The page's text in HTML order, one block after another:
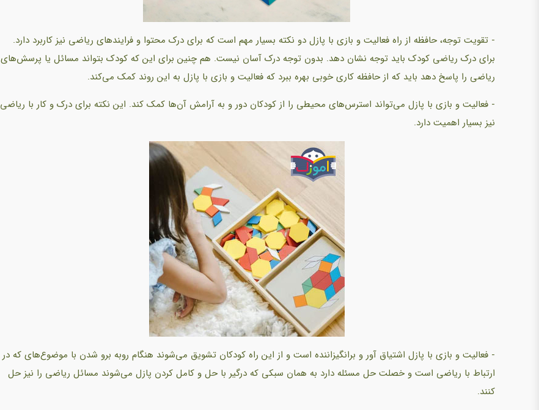
- تقویت توجه، حافظه از راه فعالیت و بازی با پازل دو نکته بسیار مهم است که برای درک محتوا و فرایندهای ریاضی نیز کاربرد دارد.
برای درک ریاضی کودک باید توجه نشان دهد. بدون توجه درک آسان نیست. هم چنین برای این که کودک بتواند مسائل یا پرسش‌های
ریاضی را پاسخ دهد باید که از حافظه کاری خوبی بهره ببرد که فعالیت و بازی با پازل به این روند کمک می‌کند.
- فعالیت و بازی با پازل می‌تواند استرس‌های محیطی را از کودکان دور و به آرامش آن‌ها کمک کند. این نکته برای درک و کار با ریاضی
نیز بسیار اهمیت دارد.
- فعالیت و بازی با پازل اشتیاق آور و برانگیزاننده است و از این راه کودکان تشویق می‌شوند هنگام روبه برو شدن با موضوع‌های که در
ارتباط با ریاضی است و خصلت حل مسئله دارد به همان سبکی که درگیر با حل و کامل کردن پازل می‌شوند مسائل ریاضی را نیز حل
کنند.